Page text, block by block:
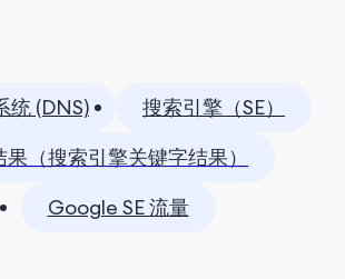
统 (DNS)
搜索引擎（SE）
果（搜索引擎关键字结果）
Google SE 流量